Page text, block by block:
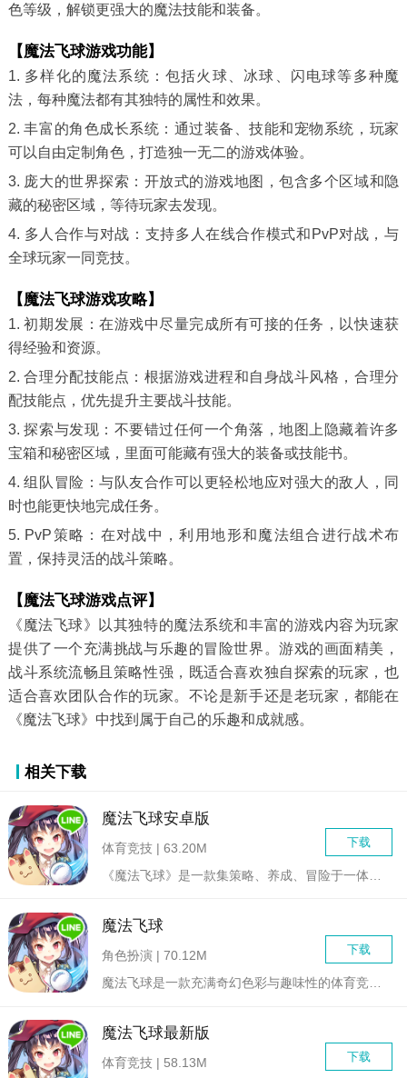
色等级，解锁更强大的魔法技能和装备。
【魔法飞球游戏功能】
1. 多样化的魔法系统：包括火球、冰球、闪电球等多种魔
法，每种魔法都有其独特的属性和效果。
2. 丰富的角色成长系统：通过装备、技能和宠物系统，玩家
可以自由定制角色，打造独一无二的游戏体验。
3. 庞大的世界探索：开放式的游戏地图，包含多个区域和隐
藏的秘密区域，等待玩家去发现。
4. 多人合作与对战：支持多人在线合作模式和PvP对战，与
全球玩家一同竞技。
【魔法飞球游戏攻略】
1. 初期发展：在游戏中尽量完成所有可接的任务，以快速获
得经验和资源。
2. 合理分配技能点：根据游戏进程和自身战斗风格，合理分
配技能点，优先提升主要战斗技能。
3. 探索与发现：不要错过任何一个角落，地图上隐藏着许多
宝箱和秘密区域，里面可能藏有强大的装备或技能书。
4. 组队冒险：与队友合作可以更轻松地应对强大的敌人，同
时也能更快地完成任务。
5. PvP策略：在对战中，利用地形和魔法组合进行战术布
置，保持灵活的战斗策略。
【魔法飞球游戏点评】
《魔法飞球》以其独特的魔法系统和丰富的游戏内容为玩家
提供了一个充满挑战与乐趣的冒险世界。游戏的画面精美，
战斗系统流畅且策略性强，既适合喜欢独自探索的玩家，也
适合喜欢团队合作的玩家。不论是新手还是老玩家，都能在
《魔法飞球》中找到属于自己的乐趣和成就感。
相关下载
魔法飞球安卓版
下载
体育竞技 | 63.20M
魔法飞球
下载
角色扮演 | 70.12M
魔法飞球最新版
下载
体育竞技 | 58.13M